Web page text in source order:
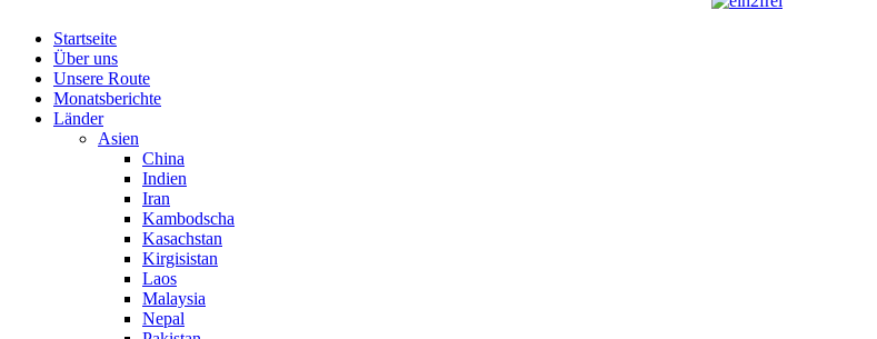
Startseite
Über uns
Unsere Route
Monatsberichte
Länder
Asien
China
Indien
Iran
Kambodscha
Kasachstan
Kirgisistan
Laos
Malaysia
Nepal